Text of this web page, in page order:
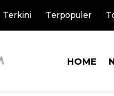
Terkini Terpopuler
HOME